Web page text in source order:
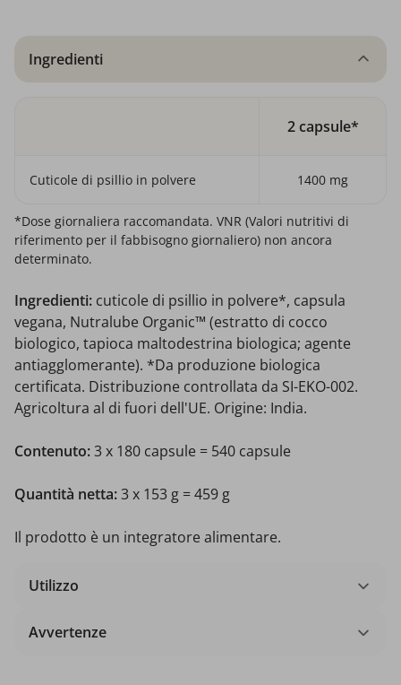
Ingredienti
2 capsule*
Cuticole di psillio in polvere 1400 mg
*Dose giornaliera raccomandata. VNR (Valori nutritivi di
riferimento per il fabbisogno giornaliero) non ancora
determinato.
Ingredienti: cuticole di psillio in polvere*, capsula
vegana, Nutralube Organic™ (estratto di cocco
biologico, tapioca maltodestrina biologica; agente
antiagglomerante). *Da produzione biologica
certificata. Distribuzione controllata da SI-EKO-002.
Agricoltura al di fuori dell'UE. Origine: India.
Contenuto:3 x 180 capsule = 540 capsule
Quantità netta:3 x 153 g = 459 g
Il prodotto è un integratore alimentare.
Utilizzo
Avvertenze